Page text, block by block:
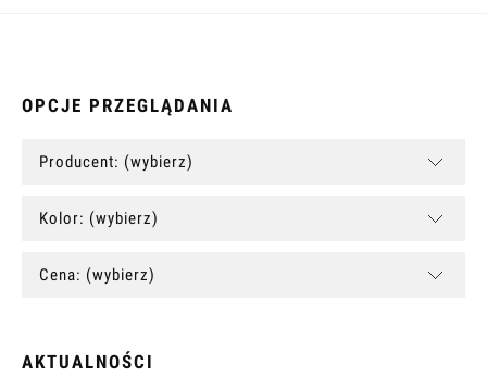
OPCJE PRZEGLĄDANIA
Producent: (wybierz)
Kolor: (wybierz)
Cena: (wybierz)
AKTUALNOŚCI